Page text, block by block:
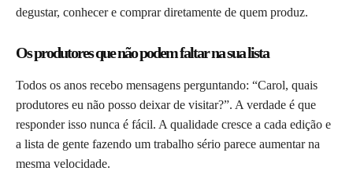
degustar, conhecer e comprar diretamente de quem produz.
Os produtores que não podem faltar na sua lista
Todos os anos recebo mensagens perguntando: “Carol, quais
produtores eu não posso deixar de visitar?”. A verdade é que
responder isso nunca é fácil. A qualidade cresce a cada edição e
a lista de gente fazendo um trabalho sério parece aumentar na
mesma velocidade.